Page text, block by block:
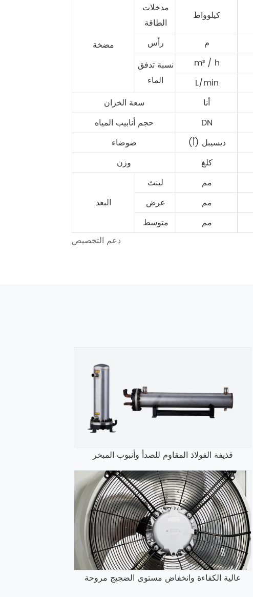
مضخة
مدخلات
الطاقة
كيلوواط
رأس م
نسبة تدفق
الماء
m³ / h
L/min
سعة الخزان
أنا
حجم أنابيب المياه
DN
ضوضاء
ديسيبل (أ)
وزن
كلغ
البعد
لينث مم
عرض
مم
متوسط
مم
دعم التخصيص
قذيفة الفولاذ المقاوم للصدأ وأنبوب المبخر
عالية الكفاءة وانخفاض مستوى الضجيج مروحة